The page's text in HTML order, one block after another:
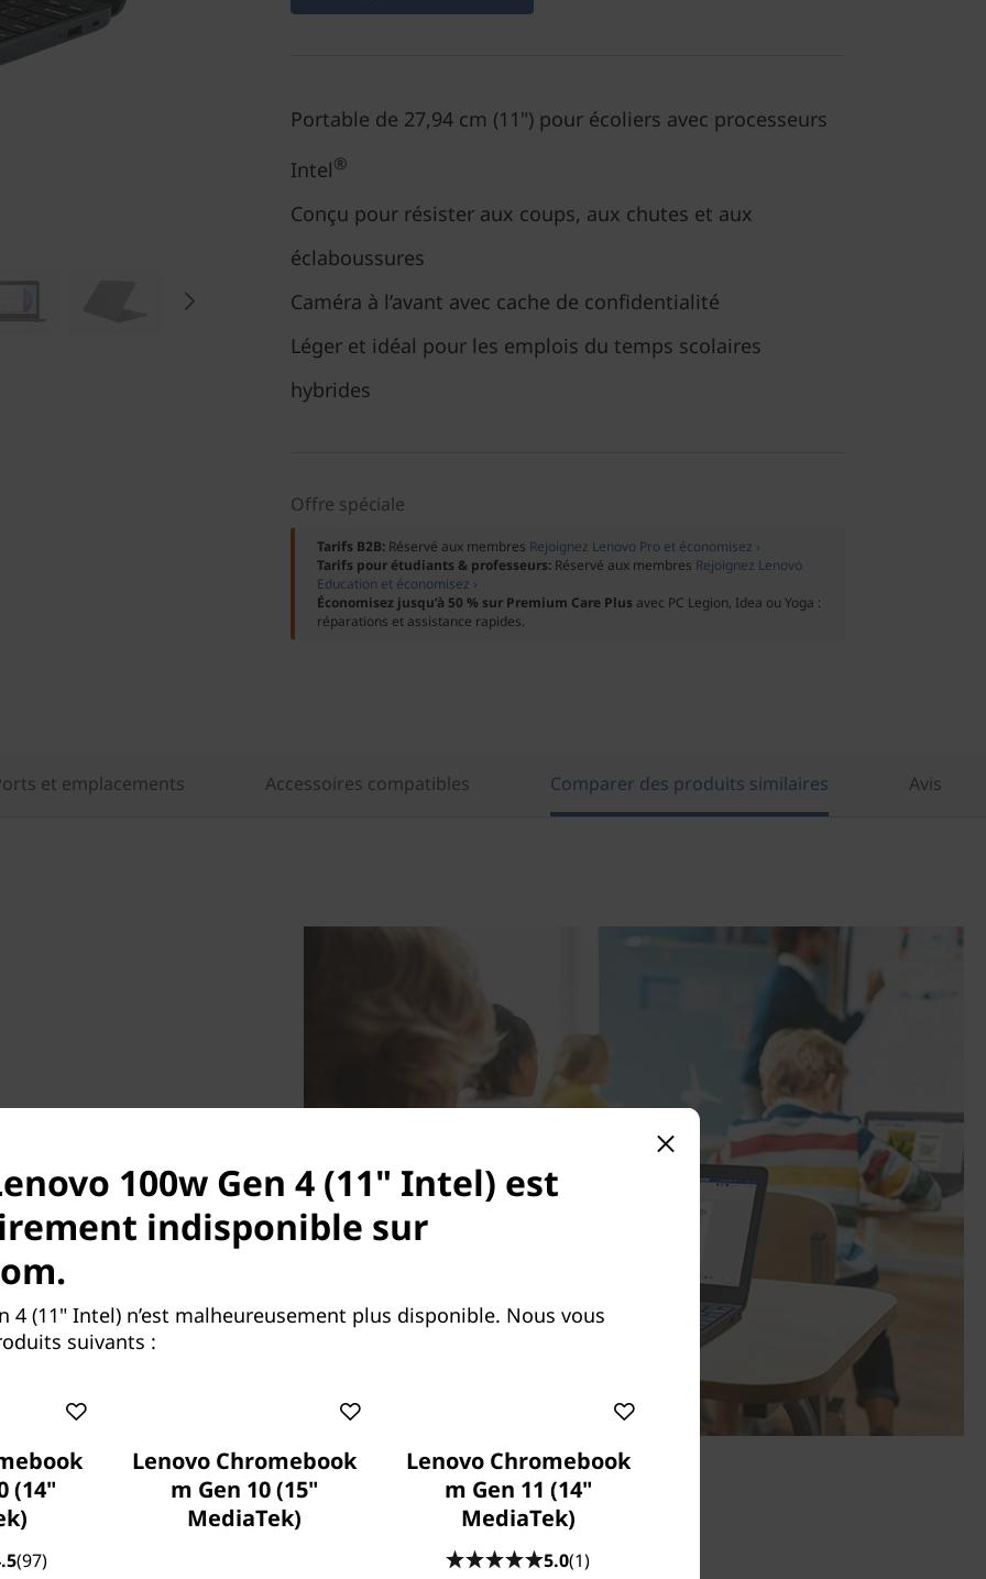
Portable de 27,94 cm (11") pour écoliers avec processeurs
Intel®
Conçu pour résister aux coups, aux chutes et aux
éclaboussures
Caméra à l’avant avec cache de confidentialité
Léger et idéal pour les emplois du temps scolaires
hybrides
Offre spéciale
Tarifs B2B: Réservé aux membres Rejoignez Lenovo Pro et économisez ›
Tarifs pour étudiants & professeurs: Réservé aux membres Rejoignez Lenovo
Education et économisez ›
Économisez jusqu’à 50 % sur Premium Care Plus avec PC Legion, Idea ou Yoga :
réparations et assistance rapides.
et emplacements Accessoires compatibles Comparer des produits similaires Avis
du processeur
de mémoire haute
Dolby Audio™ et la
monde de participer et de
ou en classe.
100w Gen 4 (11" Intel) est
indisponible sur
4 (11" Intel) n’est malheureusement plus disponible. Nous vous
suivants :
(14"
(97)
Lenovo Chromebook
m Gen 10 (15"
MediaTek)
Lenovo Chromebook
m Gen 11 (14"
MediaTek)
5.0(1)